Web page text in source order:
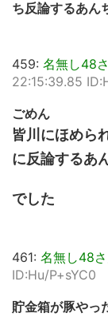
ち反論するあん
459: 名無し48
22:15:39.85
ごめん
皆川にほめら
に反論するあ
でした
461: 名無し48さ
ID:Hu/P+sYC0
貯金箱が豚やっ